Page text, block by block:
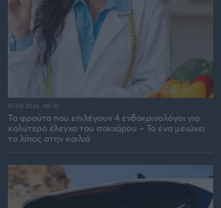
Τα φρούτα που επιλέγουν 4 ενδοκρινολόγοι για
καλύτερο έλεγχο του σακχάρου – Το ένα μειώνει
το λίπος στην κοιλιά
07.08.2026, 08:32